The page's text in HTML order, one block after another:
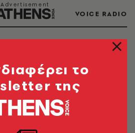
VOICE RADIO
συνεντεύξεις,
Ελλάδα και τον κόσμο.
το
της